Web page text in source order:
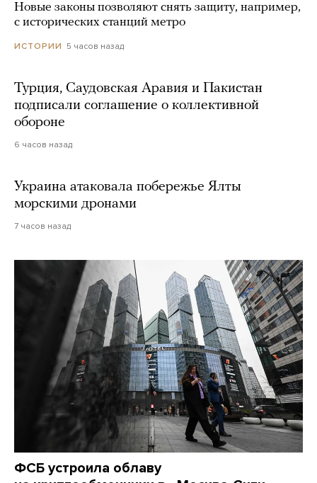
Новые законы позволяют снять защиту, например,
с исторических станций метро
ИСТОРИИ 5 часов назад
Турция, Саудовская Аравия и Пакистан
подписали соглашение о коллективной
обороне
6 часов назад
Украина атаковала побережье Ялты
морскими дронами
7 часов назад
ФСБ устроила облаву